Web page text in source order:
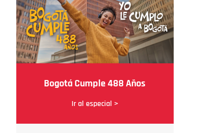
Bogotá Cumple 488 Años
Ir al especial >